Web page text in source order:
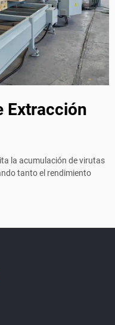
Extracción
la acumulación de virutas
tanto el rendimiento